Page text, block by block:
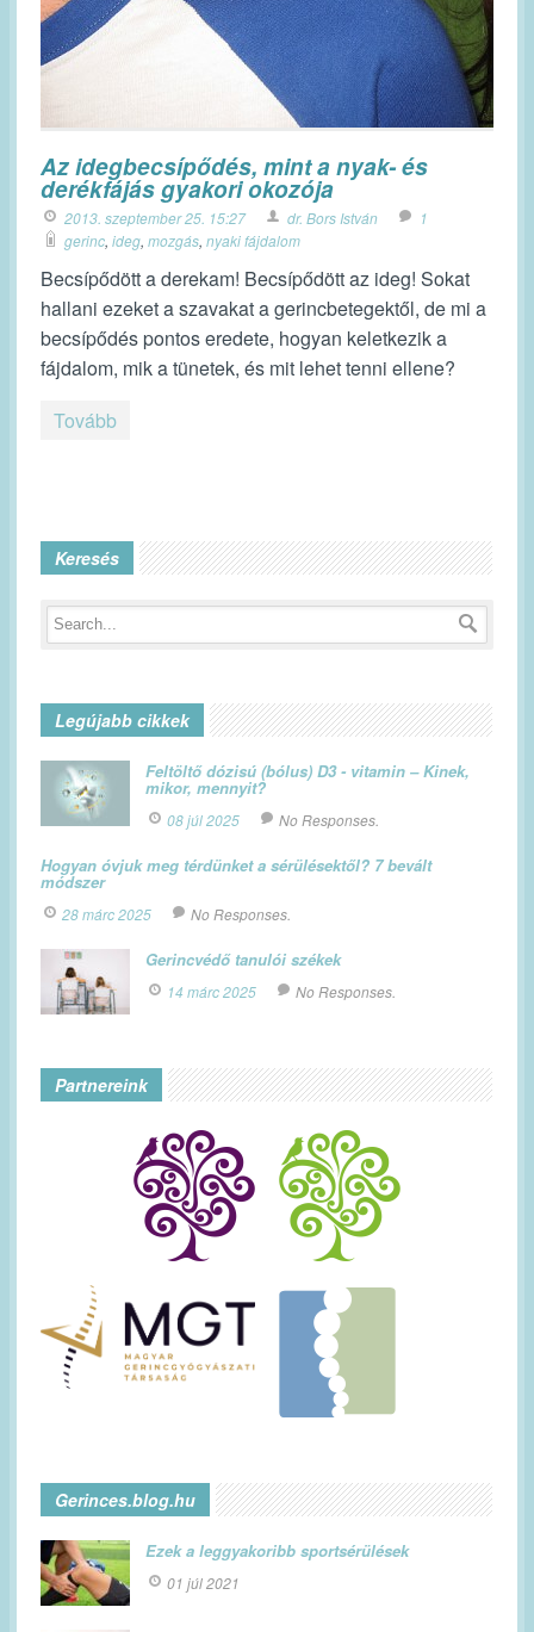
Az idegbecsípődés, mint a nyak- és
derékfájás gyakori okozója
2013. szeptember 25. 15:27 dr. Bors István
1
gerinc, ideg, mozgás, nyaki fájdalom
Becsípődött a derekam! Becsípődött az ideg! Sokat
hallani ezeket a szavakat a gerincbetegektől, de mi a
becsípődés pontos eredete, hogyan keletkezik a
fájdalom, mik a tünetek, és mit lehet tenni ellene?
Tovább
Keresés
Legújabb cikkek
Feltöltő dózisú (bólus) D3 - vitamin – Kinek,
mikor, mennyit?
08 júl 2025 No Responses.
Hogyan óvjuk meg térdünket a sérülésektől? 7 bevált
módszer
28 márc 2025 No Responses.
Gerincvédő tanulói székek
14 márc 2025 No Responses.
Partnereink
Gerinces.blog.hu
Ezek a leggyakoribb sportsérülések
01 júl 2021